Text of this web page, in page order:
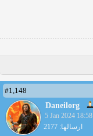
#1,148
Daneilorg
5 Jan 2024 18:58
ارسالها: 2177